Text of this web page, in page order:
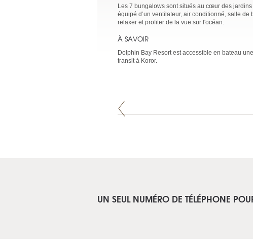
Les 7 bungalows sont situés au cœur des
équipé d’un ventilateur, air conditionné, salle
relaxer et profiter de la vue sur l'océan.
À SAVOIR
Dolphin Bay Resort est accessible en bateau
transit à Koror.
UN SEUL NUMÉRO DE TÉLÉPHONE